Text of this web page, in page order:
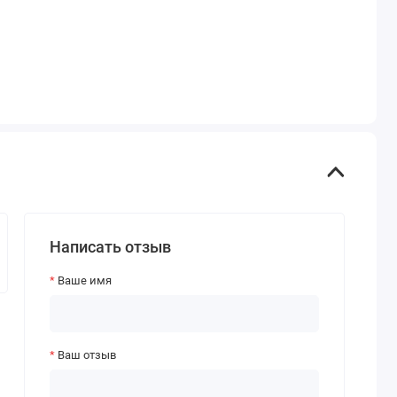
Написать отзыв
Ваше имя
Ваш отзыв